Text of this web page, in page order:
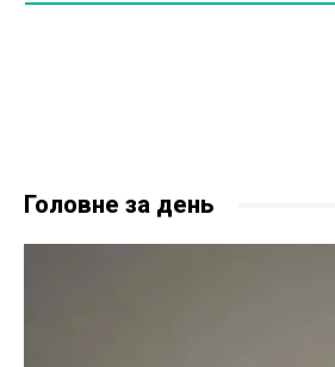
Головне за день